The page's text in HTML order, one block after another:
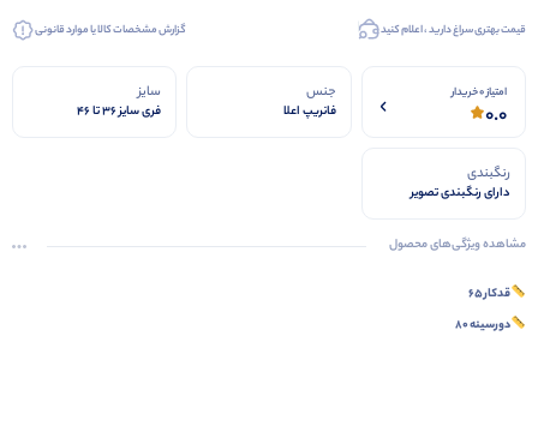
قیمت بهتری سراغ دارید ، اعلام کنید گزارش مشخصات کالا یا موارد قانونی
امتیاز 0 خریدار
0.0
جنس
فانریپ اعلا
سایز
فری سایز ۳۶ تا ۴۶
رنگبندی
دارای رنگبندی تصویر
مشاهده ویژگی‌های محصول
قدکار ۶۵
دورسینه ۸۰